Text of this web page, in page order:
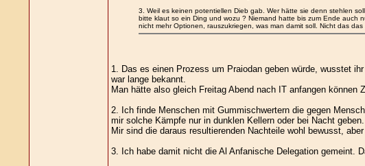
3. Weil es keinen potentiellen Dieb gab. Wer hätte sie denn stehlen
bitte klaut so ein Ding und wozu ? Niemand hatte bis zum Ende auch
nicht mehr Optionen, rauszukriegen, was man damit soll. Nicht das
1. Das es einen Prozess um Praiodan geben würde, wusstet
war lange bekannt.
Man hätte also gleich Freitag Abend nach IT anfangen
2. Ich finde Menschen mit Gummischwertern die gegen
mir solche Kämpfe nur in dunklen Kellern oder bei Nacht geben.
Mir sind die daraus resultierenden Nachteile wohl bewusst,
3. Ich habe damit nicht die Al Anfanische Delegation gemeint.